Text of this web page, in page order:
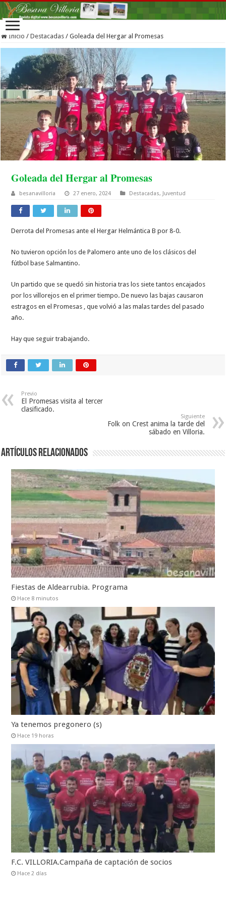
Inicio / Destacadas / Goleada del Hergar al Promesas
Goleada del Hergar al Promesas
besanavilloria 27 enero, 2024 Destacadas, Juventud
Derrota del Promesas ante el Hergar Helmántica B por 8-0.
No tuvieron opción los de Palomero ante uno de los clásicos del
fútbol base Salmantino.
Un partido que se quedó sin historia tras los siete tantos encajados
por los villorejos en el primer tiempo. De nuevo las bajas causaron
estragos en el Promesas , que volvió a las malas tardes del pasado
año.
Hay que seguir trabajando.
Previo
El Promesas visita al tercer
clasificado.
Siguiente
Folk on Crest anima la tarde del
sábado en Villoria.
Artículos relacionados
Fiestas de Aldearrubia. Programa
Hace 8 minutos
Ya tenemos pregonero (s)
Hace 19 horas
F.C. VILLORIA.Campaña de captación de socios
Hace 2 días